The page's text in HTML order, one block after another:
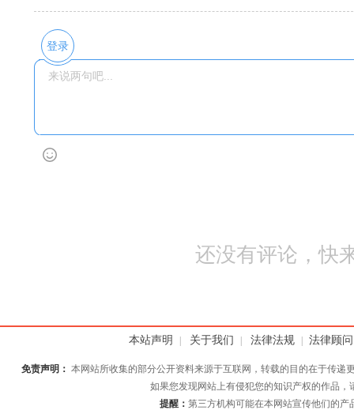
登录
还没有评论，快
本站声明 | 关于我们 | 法律法规 | 法律顾问
免责声明： 本网站所收集的部分公开资料来源于互联网，转载的目的在于传
如果您发现网站上有侵犯您的知识产权的作品
提醒： 第三方机构可能在本网站宣传他们的